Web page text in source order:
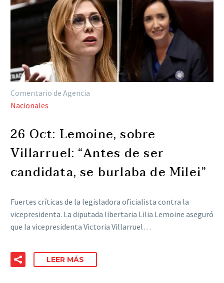
Comentario de Agencia
Nacionales
26 Oct: Lemoine, sobre
Villarruel: “Antes de ser
candidata, se burlaba de Milei”
Fuertes críticas de la legisladora oficialista contra la
vicepresidenta. La diputada libertaria Lilia Lemoine aseguró
que la vicepresidenta Victoria Villarruel…
LEER MÁS